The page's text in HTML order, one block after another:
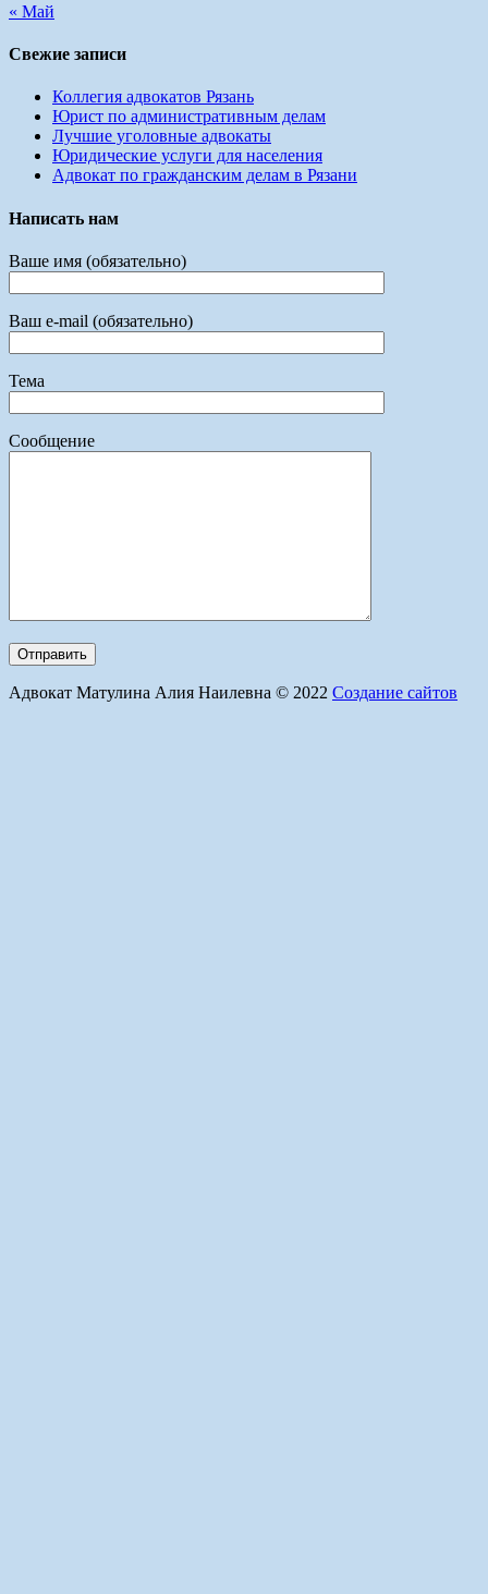
« Май
Свежие записи
Коллегия адвокатов Рязань
Юрист по административным делам
Лучшие уголовные адвокаты
Юридические услуги для населения
Адвокат по гражданским делам в Рязани
Написать нам
Ваше имя (обязательно)
Ваш e-mail (обязательно)
Тема
Сообщение
Адвокат Матулина Алия Наилевна © 2022 Создание сайтов